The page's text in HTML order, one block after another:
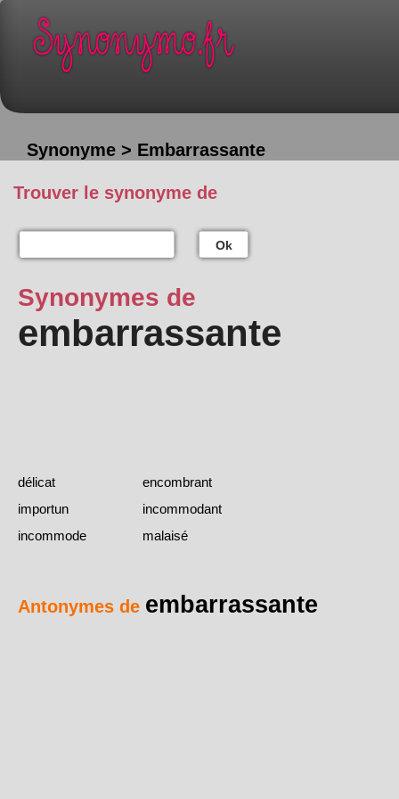
Synonyme > Embarrassante
Trouver le synonyme de
Ok
Synonymes de
embarrassante
délicat
encombrant
importun
incommodant
incommode
malaisé
Antonymes de embarrassante